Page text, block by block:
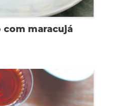
com maracujá